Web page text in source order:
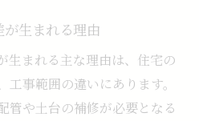
生まれる理由
生まれる主な理由は、住宅の
事範囲の違いにあります。
管や土台の補修が必要となる